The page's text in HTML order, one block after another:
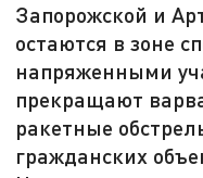
Запорожской и
остаются в зоне
напряженными
прекращают
ракетные
гражданских